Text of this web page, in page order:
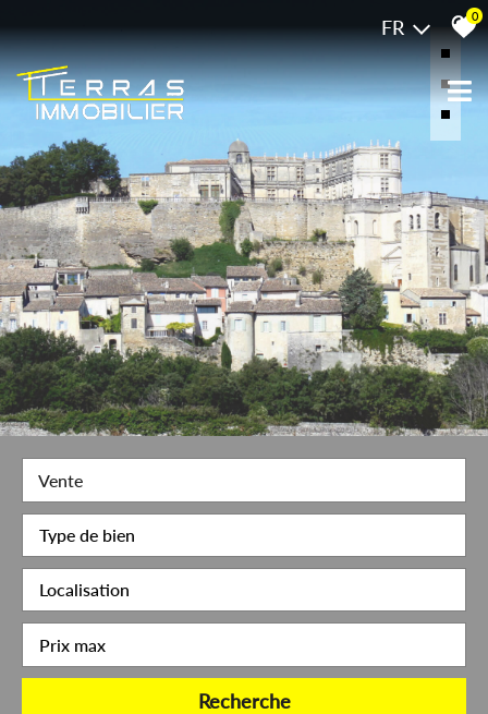
FR 0
Vente
Recherche